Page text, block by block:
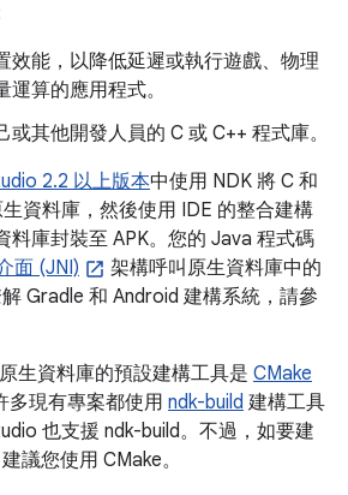
效能，以降低延遲或執行遊戲、物理
算的應用程式。
或其他開發人員的 C 或 C++ 程式庫。
2.2 以上版本中使用 NDK 將 C 和
資料庫，然後使用 IDE 的整合建構
料庫封裝至 APK。您的 Java 程式碼
面 (JNI)
架構呼叫原生資料庫中的
Gradle 和 Android 建構系統，請參
生資料庫的預設建構工具是 CMake
多現有專案都使用 ndk-build 建構工具
也支援 ndk-build。不過，如要建
議您使用 CMake。